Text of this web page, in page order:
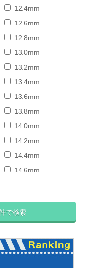
12.4mm
12.6mm
12.8mm
13.0mm
13.2mm
13.4mm
13.6mm
13.8mm
14.0mm
14.2mm
14.4mm
14.6mm